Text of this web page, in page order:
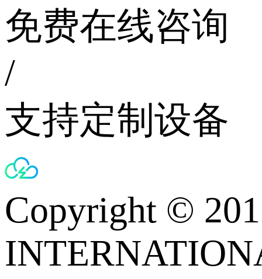
免费在线咨询
/
支持定制设备
Copyright ©